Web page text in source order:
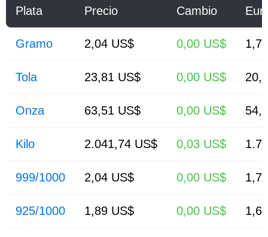
Plata Precio Cambio
Gramo 2,04 US$ 0,00 US$
Tola 23,81 US$ 0,00 US$
Onza 63,51 US$ 0,00 US$
Kilo 2.041,74 US$ 0,03 US$
999/1000 2,04 US$ 0,00 US$
925/1000 1,89 US$ 0,00 US$